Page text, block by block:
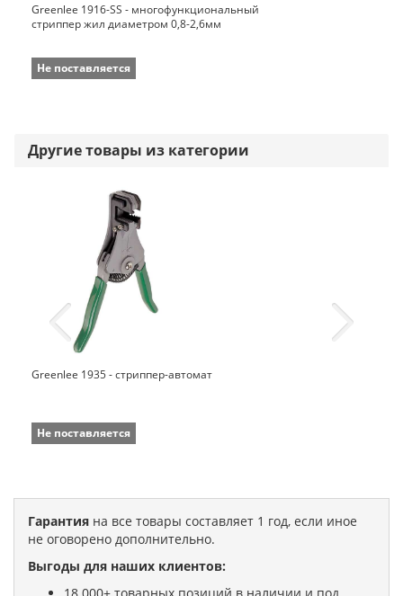
Greenlee 1916-SS - многофункциональный
стриппер жил диаметром 0,8-2,6мм
Не поставляется
Другие товары из категории
Greenlee 1935 - стриппер-автомат
Не поставляется
Гарантия на все товары составляет 1 год, если иное
не оговорено дополнительно.
Выгоды для наших клиентов:
18 000+ товарных позиций в наличии и под